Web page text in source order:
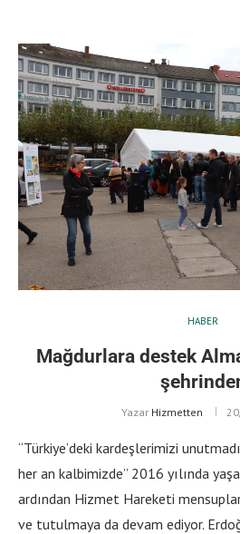
HABER
Mağdurlara destek
Yazar Hizmetten
“Türkiye’deki kardeşlerimizi
her an kalbimizde” 2016 yılında
ardından Hizmet Hareketi
ve tutulmaya da devam ediyor.